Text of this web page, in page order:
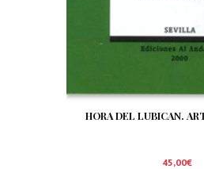
HORA DEL LUBICAN.
45,00€